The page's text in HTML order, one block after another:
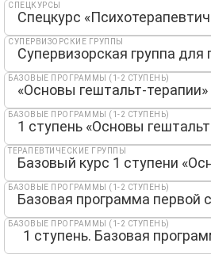
СПЕЦКУРСЫ
СУПЕРВИЗОРСКИЕ ГРУППЫ
БАЗОВЫЕ ПРОГРАММЫ (1-2 СТУПЕНЬ)
БАЗОВЫЕ ПРОГРАММЫ (1-2 СТУПЕНЬ)
ТЕРАПЕВТИЧЕСКИЕ ГРУППЫ
БАЗОВЫЕ ПРОГРАММЫ (1-2 СТУПЕНЬ)
1 ступень. Базовая
БАЗОВЫЕ ПРОГРАММЫ (1-2 СТУПЕНЬ)